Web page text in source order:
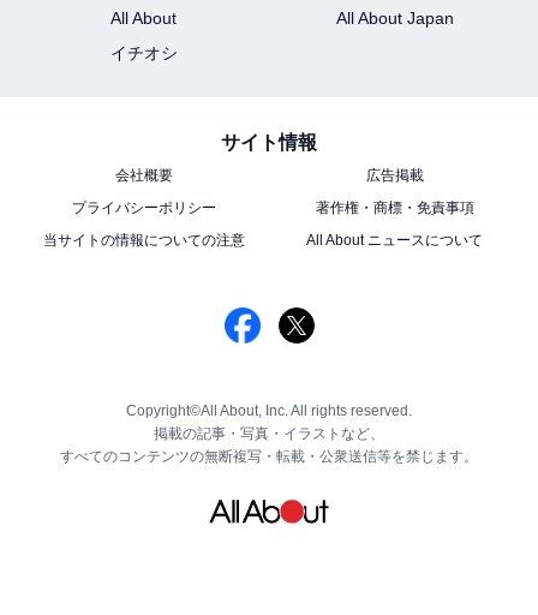
All About
All About Japan
イチオシ
サイト情報
会社概要
広告掲載
プライバシーポリシー
著作権・商標・免責事項
当サイトの情報についての注意
All About ニュースについて
Copyright©All About, Inc. All rights reserved.
掲載の記事・写真・イラストなど、
すべてのコンテンツの無断複写・転載・公衆送信等を禁じます。